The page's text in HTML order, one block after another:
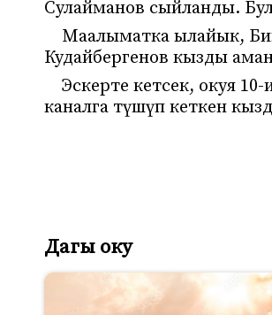
Сулайманов сыйланды.
Маалыматка ылайык,
Кудайбергенов кызды
Эскерте кетсек, окуя
каналга түшүп кеткен
Дагы оку